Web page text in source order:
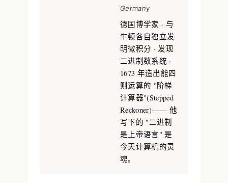
Germany
德国博学家 · 与
牛顿各自独立发
明微积分 · 发现
二进制数系统 ·
1673 年造出能四
则运算的 "阶梯
计算器"(Stepped
Reckoner)—— 他
写下的 "二进制
是上帝语言" 是
今天计算机的灵
魂。